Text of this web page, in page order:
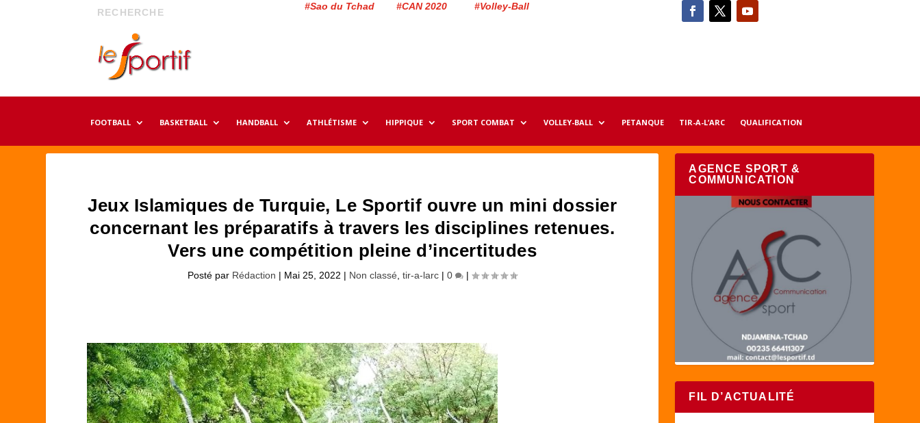
#Sao du Tchad #CAN 2020 #Volley-Ball
FOOTBALL BASKETBALL HANDBALL ATHLÉTISME HIPPIQUE SPORT COMBAT VOLLEY-BALL PETANQUE TIR-A-L’ARC QUALIFICATION
Jeux Islamiques de Turquie, Le Sportif ouvre un mini dossier
concernant les préparatifs à travers les disciplines retenues.
Vers une compétition pleine d’incertitudes
Posté par Rédaction | Mai 25, 2022 | Non classé ,tir-a-larc |0 |
AGENCE SPORT &
COMMUNICATION
FIL D’ACTUALITÉ